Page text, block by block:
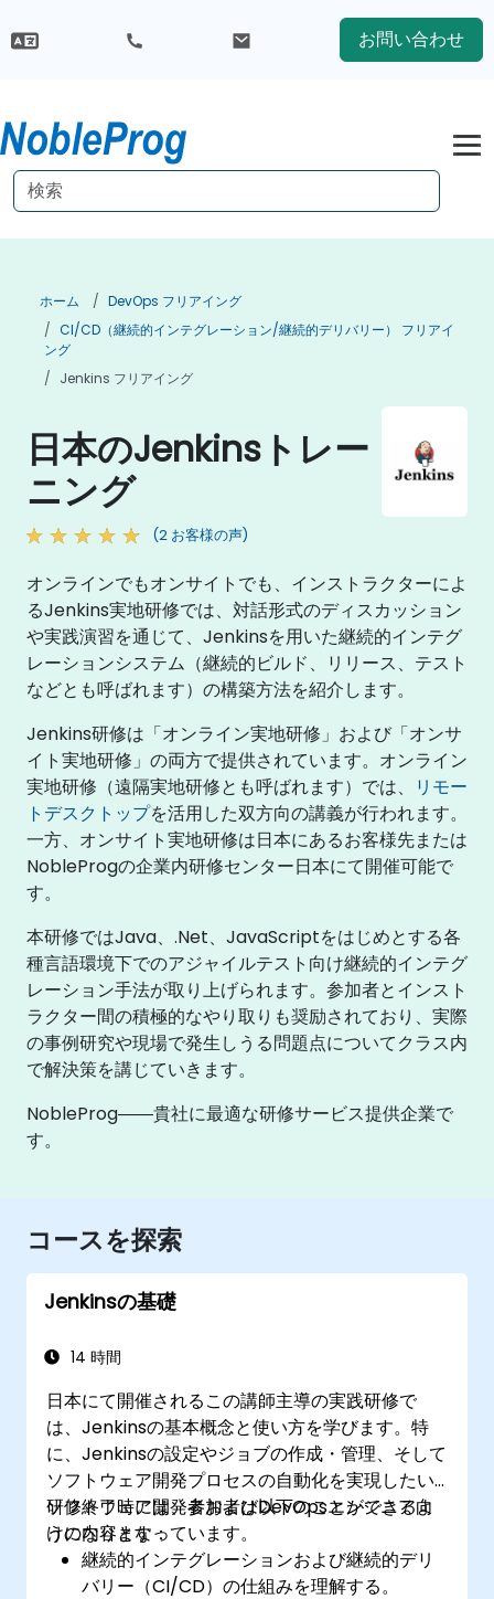
お問い合わせ
ホーム
DevOps フリアイング
CI/CD（継続的インテグレーション/継続的デリバリー） フリアイ
ング
Jenkins フリアイング
日本のJenkinsトレー
ニング
(2 お客様の声)
オンラインでもオンサイトでも、インストラクターによ
るJenkins実地研修では、対話形式のディスカッション
や実践演習を通じて、Jenkinsを用いた継続的インテグ
レーションシステム（継続的ビルド、リリース、テスト
などとも呼ばれます）の構築方法を紹介します。
Jenkins研修は「オンライン実地研修」および「オンサ
イト実地研修」の両方で提供されています。オンライン
実地研修（遠隔実地研修とも呼ばれます）では、
リモー
トデスクトップを活用した双方向の講義が行われます。
一方、オンサイト実地研修は日本にあるお客様先または
NobleProgの企業内研修センター日本にて開催可能で
す。
本研修ではJava、.Net、JavaScriptをはじめとする各
種言語環境下でのアジャイルテスト向け継続的インテグ
レーション手法が取り上げられます。参加者とインスト
ラクター間の積極的なやり取りも奨励されており、実際
の事例研究や現場で発生しうる問題点についてクラス内
で解決策を講じていきます。
NobleProg――貴社に最適な研修サービス提供企業で
す。
コースを探索
Jenkinsの基礎
14 時間
日本にて開催されるこの講師主導の実践研修で
は、Jenkinsの基本概念と使い方を学びます。特
に、Jenkinsの設定やジョブの作成・管理、そして
ソフトウェア開発プロセスの自動化を実現したい
ソフトウェア開発者およびDevOpsエンジニア向
けの内容となっています。
研修終了時には、参加者は以下のことができるよ
うになります：
継続的インテグレーションおよび継続的デリ
バリー（CI/CD）の仕組みを理解する。